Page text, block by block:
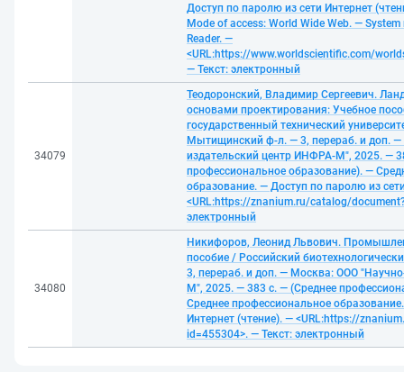
Доступ по паролю из сети Интернет
Mode of access: World Wide Web. —
Reader. —
<URL:https://www.worldscientific.com/
— Текст: электронный
34079
Теодоронский, Владимир Сергеевич.
основами проектирования: Учебное
государственный технический
Мытищинский ф-л. — 3, перераб. и доп.
издательский центр ИНФРА-М", 2025. —
профессиональное образование). —
образование. — Доступ по паролю из
<URL:https://znanium.ru/catalog/
электронный
34080
Никифоров, Леонид Львович.
пособие / Российский
3, перераб. и доп. — Москва: ООО
М", 2025. — 383 с. — (Среднее
Среднее профессиональное
Интернет (чтение). — <URL:https://
id=455304>. — Текст: электронный